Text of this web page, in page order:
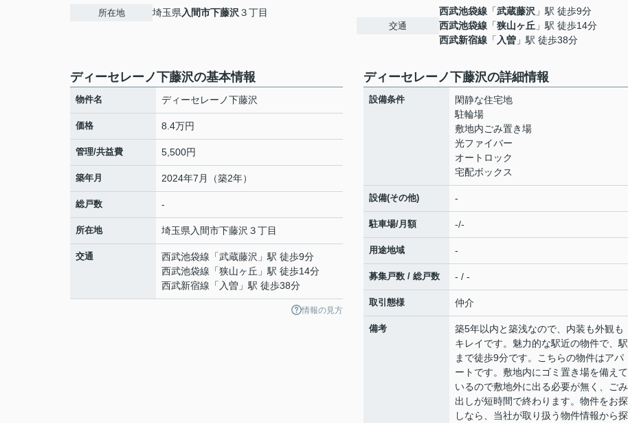
所在地 埼玉県 入間市下藤沢 ３丁目
交通
西武池袋線 「武蔵藤沢 」駅 徒歩9分
西武池袋線 「狭山ヶ丘 」駅 徒歩14分
西武新宿線 「 入曽 」駅 徒歩38分
ディーセレーノ下藤沢の基本情報
物件名 ディーセレーノ下藤沢
価格 8.4万円
管理/共益費 5,500円
築年月 2024年7月（築2年）
総戸数 -
所在地 埼玉県 入間市下藤沢 ３丁目
交通 西武池袋線 「武蔵藤沢 」駅 徒歩9分
西武池袋線 「狭山ヶ丘 」駅 徒歩14分
西武新宿線 「 入曽 」駅 徒歩38分
情報の見方
ディーセレーノ下藤沢の詳細情報
設備条件
閑静な住宅地
駐輪場
敷地内ごみ置き場
光ファイバー
オートロック
宅配ボックス
設備(その他) -
駐車場/月額 -/-
用途地域 -
募集戸数 / 総戸数 - / -
取引態様 仲介
備考
築5年以内と築浅なので、内装も外観も
キレイです。魅力的な駅近の物件で、駅
まで徒歩9分です。こちらの物件はアパ
ートです。敷地内にゴミ置き場を備えて
いるので敷地外に出る必要が無く、ごみ
出しが短時間で終わります。物件をお探
しなら、当社が取り扱う物件情報から探